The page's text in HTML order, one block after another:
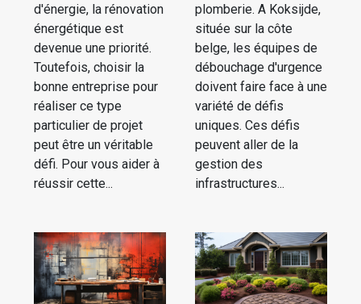
d'énergie, la rénovation
énergétique est
devenue une priorité.
Toutefois, choisir la
bonne entreprise pour
réaliser ce type
particulier de projet
peut être un véritable
défi. Pour vous aider à
réussir cette...
plomberie. A Koksijde,
située sur la côte
belge, les équipes de
débouchage d'urgence
doivent faire face à une
variété de défis
uniques. Ces défis
peuvent aller de la
gestion des
infrastructures...